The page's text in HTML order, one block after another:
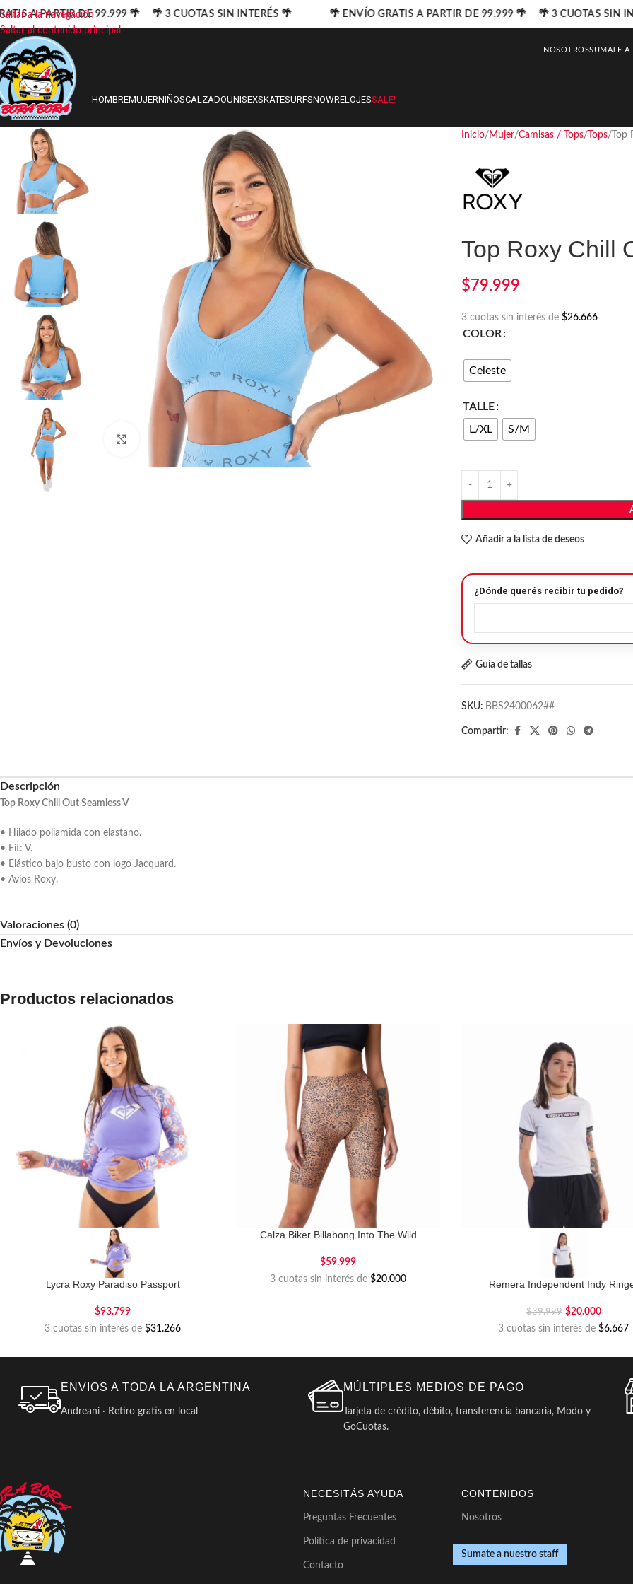
Saltar a la navegación
Saltar al contenido principal
NOSOTROSSUMATE A
HOMBREMUJERNIÑOSCALZADOUNISEXSKATESURFSNOWRELOJESSALE!
Haga clic para ampliar
Inicio Mujer Camisas / Tops Tops
Top Roxy Chill
$79.999
3 cuotas sin interés de$26.666
COLOR
Celeste
TALLE
L/XL
S/M
Añadir a la lista de deseos
¿Dónde querés recibir tu pedido?
Guía de tallas
SKU: BBS2400062##
Compartir:
Descripción
Top Roxy Chill Out Seamless V
• Hilado poliamida con elastano.
• Fit: V.
• Elástico bajo busto con logo Jacquard.
• Avíos Roxy.
Valoraciones (0)
Envíos y Devoluciones
Productos relacionados
Lycra Roxy Paradiso Passport
$93.799
3 cuotas sin interés de$31.266
Calza Biker Billabong Into The Wild
$59.999
3 cuotas sin interés de$20.000 Remera Independent Indy
$39.999 $20.000
3 cuotas sin interés de$6.667
ENVIOS A TODA LA ARGENTINA
Andreani · Retiro gratis en local
MÚLTIPLES MEDIOS DE PAGO
Tarjeta de crédito, débito, transferencia bancaria, Modo y
GoCuotas.
NECESITÁS AYUDA
Preguntas Frecuentes
Política de privacidad
Contacto
CONTENIDOS
Nosotros
Sumate a nuestro staff
A PARTIR DE 99.999 🌴 🌴 3 CUOTAS SIN INTERÉS 🌴 🌴 ENVÍO GRATIS A PARTIR DE 99.999 🌴 🌴 3 CUOTAS SIN